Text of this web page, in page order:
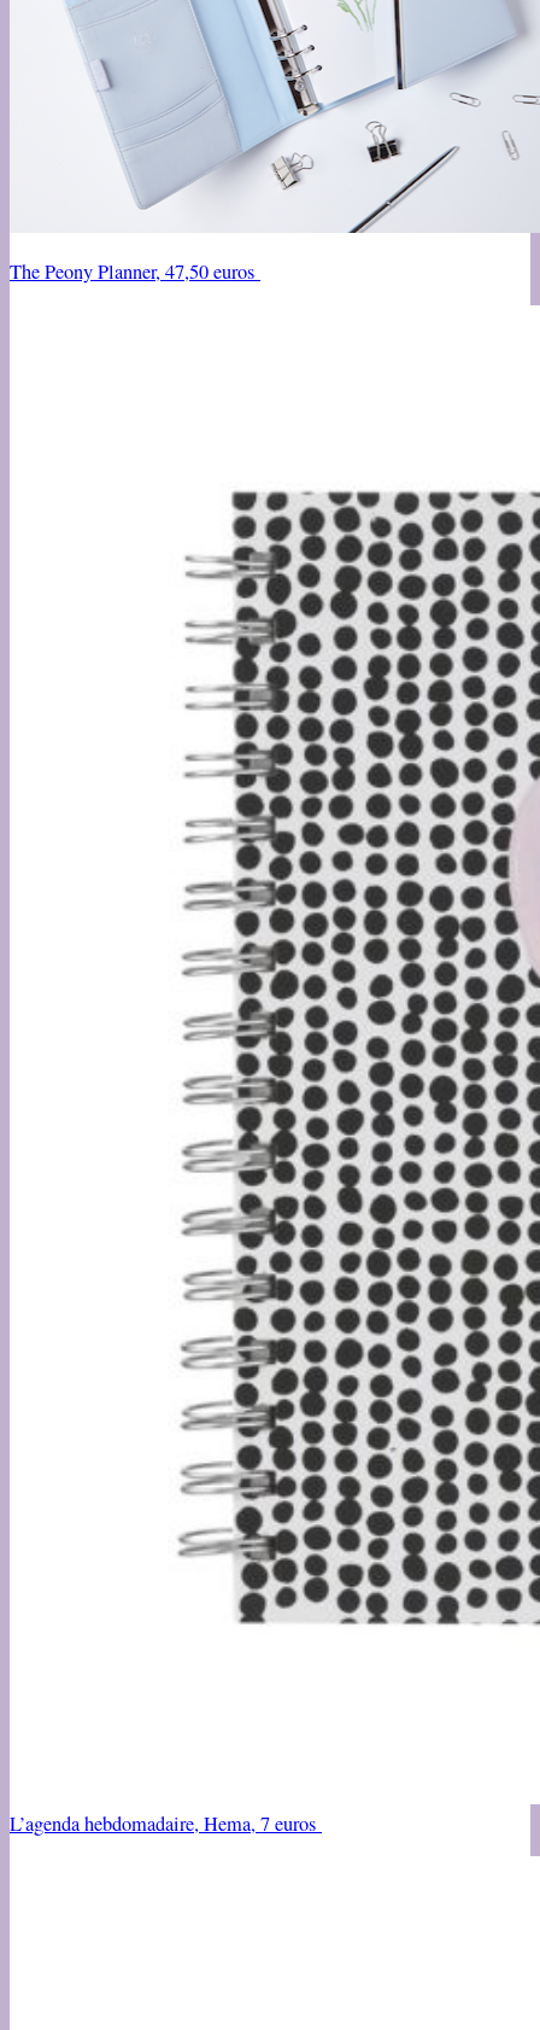
The Peony Planner, 47,50 euros
L’agenda hebdomadaire, Hema, 7 euros